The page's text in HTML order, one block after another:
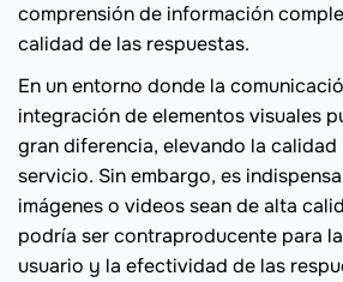
comprensión de información
calidad de las respuestas.
En un entorno donde la
integración de elementos visuales
gran diferencia, elevando la
servicio. Sin embargo, es
imágenes o videos sean de alta
podría ser contraproducente para
usuario y la efectividad de las